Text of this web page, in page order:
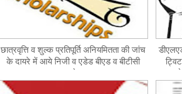
छात्रवृत्ति व शुल्क प्रतिपूर्ति अनियमितता की जांच
के दायरे में आये निजी व एडेड बीएड व बीटीसी
कालेज